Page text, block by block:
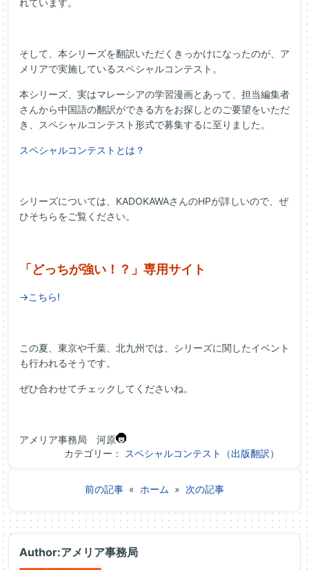
れています。
そして、本シリーズを翻訳いただくきっかけになったのが、ア
メリアで実施しているスペシャルコンテスト。
本シリーズ、実はマレーシアの学習漫画とあって、担当編集者
さんから中国語の翻訳ができる方をお探しとのご要望をいただ
き、スペシャルコンテスト形式で募集するに至りました。
スペシャルコンテストとは？
シリーズについては、KADOKAWAさんのHPが詳しいので、ぜ
ひそちらをご覧ください。
「どっちが強い！？」専用サイト
→こちら!
この夏、東京や千葉、北九州では、シリーズに関したイベント
も行われるそうです。
ぜひ合わせてチェックしてくださいね。
アメリア事務局 河原
カテゴリー： スペシャルコンテスト（出版翻訳）
前の記事 « ホーム » 次の記事
Author:アメリア事務局